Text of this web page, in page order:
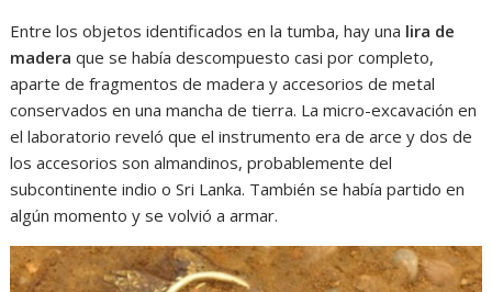
Entre los objetos identificados en la tumba, hay una lira de
madera que se había descompuesto casi por completo,
aparte de fragmentos de madera y accesorios de metal
conservados en una mancha de tierra. La micro-excavación en
el laboratorio reveló que el instrumento era de arce y dos de
los accesorios son almandinos, probablemente del
subcontinente indio o Sri Lanka. También se había partido en
algún momento y se volvió a armar.